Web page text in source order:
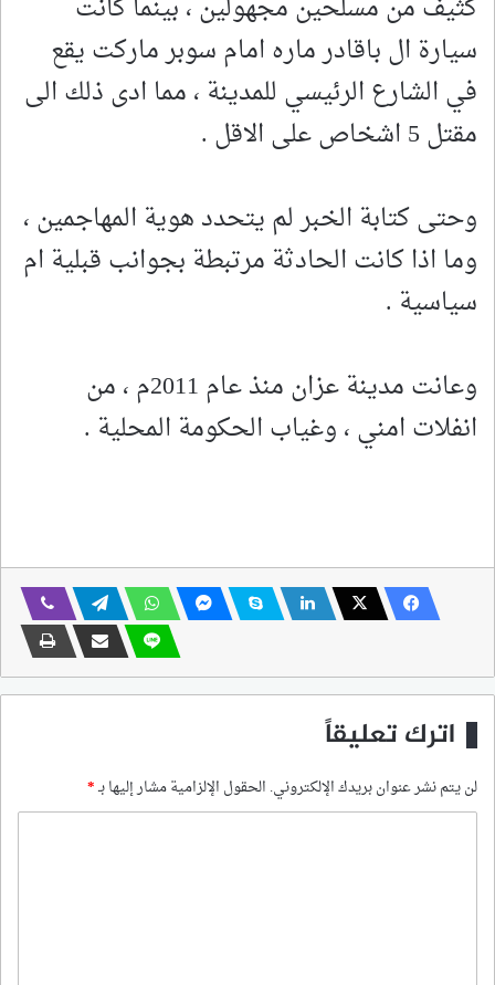
سيارة ال باقادر ماره امام سوبر ماركت يقع
في الشارع الرئيسي للمدينة ، مما ادى ذلك الى
مقتل 5 اشخاص على الاقل .
وحتى كتابة الخبر لم يتحدد هوية المهاجمين ،
وما اذا كانت الحادثة مرتبطة بجوانب قبلية ام
سياسية .
وعانت مدينة عزان منذ عام 2011م ، من
انفلات امني ، وغياب الحكومة المحلية .
اترك تعليقاً
لن يتم نشر عنوان بريدك الإلكتروني. الحقول الإلزامية مشار إليها بـ*